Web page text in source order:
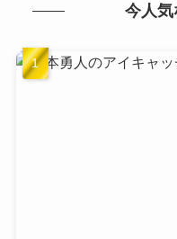
今人